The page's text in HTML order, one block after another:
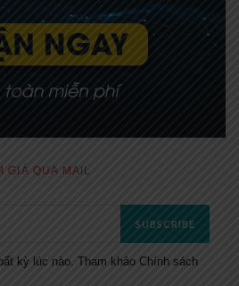
GIÁ QUA MAIL
SUBSCRIBE
kỳ lúc nào. Tham khảo Chính sách